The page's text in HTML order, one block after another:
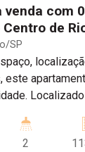
com
de
SP
este
andar
bem
2